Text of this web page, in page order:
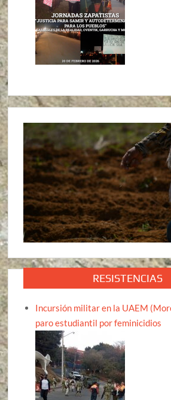
RESISTENCIAS
Incursión militar en la UAEM
paro estudiantil por feminicidios